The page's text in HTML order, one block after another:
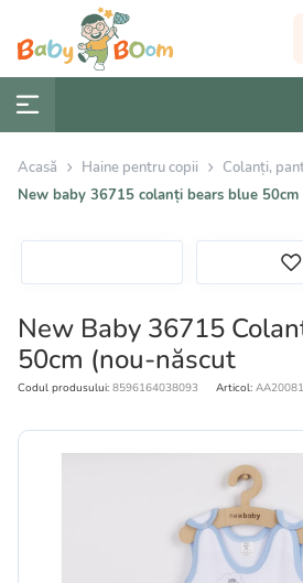
Acasă Haine pentru copii
Colanți,
New baby 36715 colanți bears blue
New Baby 36715
50cm (nou-născut
Codul produsului: 8596164038093 Articol: